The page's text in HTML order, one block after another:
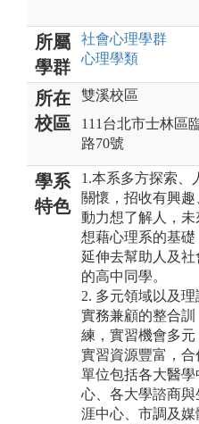
所屬
學群
社會心理學群
心理學類
所在
校區
雙溪校區
111台北市士林區
路70號
學系
特色
1.本系多方探索、
關懷，招收有興趣
動力想了解人，未
想藉心理系的基礎
延伸去幫助人及社
的高中同學。
2. 多元領域以及理
實務兼顧的整合訓
練，實習機會多元
實習資源豐富，合
單位包括各大醫學
心、各大學諮商與
涯中心、市調及媒